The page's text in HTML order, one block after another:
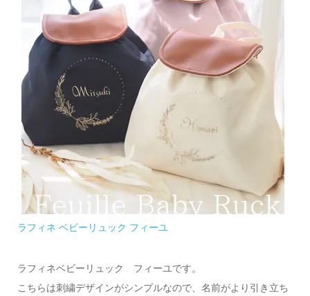
ラフィネ ベビーリュック フィーユ
ラフィネベビーリュック フィーユです。
こちらは刺繍デザインがシンプルなので、名前がより引き立ち